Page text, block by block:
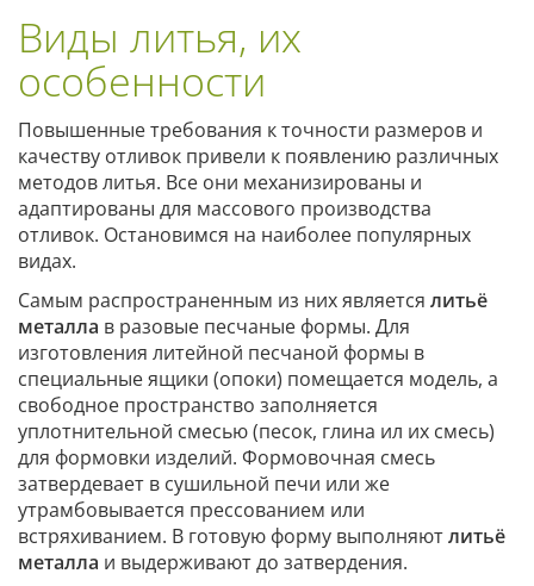
Виды литья, их
особенности
Повышенные требования к точности размеров и
качеству отливок привели к появлению различных
методов литья. Все они механизированы и
адаптированы для массового производства
отливок. Остановимся на наиболее популярных
видах.
Самым распространенным из них является литьё
металла в разовые песчаные формы. Для
изготовления литейной песчаной формы в
специальные ящики (опоки) помещается модель, а
свободное пространство заполняется
уплотнительной смесью (песок, глина ил их смесь)
для формовки изделий. Формовочная смесь
затвердевает в сушильной печи или же
утрамбовывается прессованием или
встряхиванием. В готовую форму выполняютлитьё
металла и выдерживают до затвердения.